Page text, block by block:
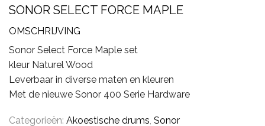
HOME
DRUMS
ORCHESTRA EN MARCHING
SONOR SELECT FORCE MAPLE
OMSCHRIJVING
Sonor Select Force Maple set
kleur Naturel Wood
Leverbaar in diverse maten en kleuren
Met de nieuwe Sonor 400 Serie Hardware
Categorieën: Akoestische drums, Sonor